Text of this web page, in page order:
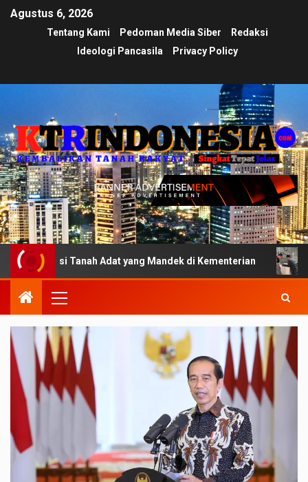
Agustus 6, 2026
Tentang Kami Pedoman Media Siber
Redaksi
Ideologi Pancasila
Privacy Policy
Tanah Adat yang Mandek di Kementerian Ujian